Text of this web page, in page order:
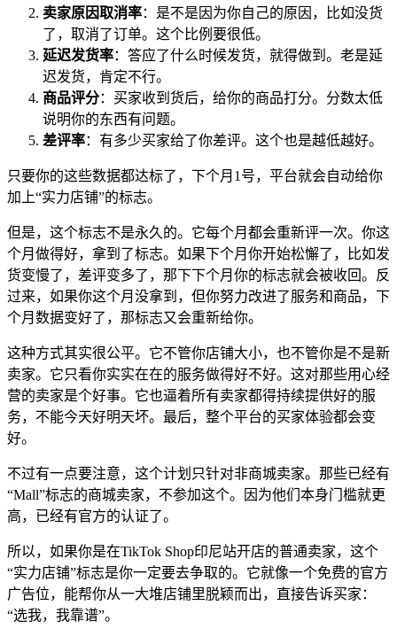
卖家原因取消率：是不是因为你自己的原因，比如没货
了，取消了订单。这个比例要很低。
延迟发货率：答应了什么时候发货，就得做到。老是延
迟发货，肯定不行。
商品评分：买家收到货后，给你的商品打分。分数太低
说明你的东西有问题。
差评率：有多少买家给了你差评。这个也是越低越好。
只要你的这些数据都达标了，下个月1号，平台就会自动给你
加上“实力店铺”的标志。
但是，这个标志不是永久的。它每个月都会重新评一次。你这
个月做得好，拿到了标志。如果下个月你开始松懈了，比如发
货变慢了，差评变多了，那下下个月你的标志就会被收回。反
过来，如果你这个月没拿到，但你努力改进了服务和商品，下
个月数据变好了，那标志又会重新给你。
这种方式其实很公平。它不管你店铺大小，也不管你是不是新
卖家。它只看你实实在在的服务做得好不好。这对那些用心经
营的卖家是个好事。它也逼着所有卖家都得持续提供好的服
务，不能今天好明天坏。最后，整个平台的买家体验都会变
好。
不过有一点要注意，这个计划只针对非商城卖家。那些已经有
“Mall”标志的商城卖家，不参加这个。因为他们本身门槛就更
高，已经有官方的认证了。
所以，如果你是在TikTok Shop印尼站开店的普通卖家，这个
“实力店铺”标志是你一定要去争取的。它就像一个免费的官方
广告位，能帮你从一大堆店铺里脱颖而出，直接告诉买家：
“选我，我靠谱”。